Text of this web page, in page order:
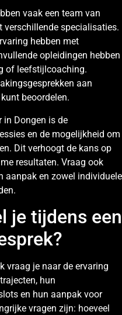
vaak een team van
verschillende specialisaties.
hebben met
opleidingen hebben
of leefstijlcoaching.
aan
beoordelen.
in Dongen is de
en de mogelijkheid om
Dit verhoogt de kans op
resultaten. Vraag ook
aanpak en zowel individuele
je tijdens een
vraag je naar de ervaring
hun
en hun aanpak voor
vragen zijn: hoeveel